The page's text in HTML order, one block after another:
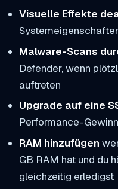
Visuelle Effekte
Malware-Scans
Defender, wenn
auftreten
Upgrade auf eine
Performance-
RAM hinzufügen
GB RAM hat und du
gleichzeitig erledigst